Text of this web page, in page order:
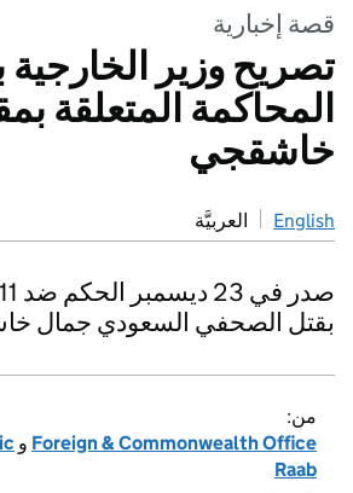
قصة إخبارية
تصريح وزير
المحاكمة المتعلقة
خاشقجي
English العربيَّة
بقتل الصحفي السعودي جمال
من:
Foreign & Commonwealth Office و
Raab